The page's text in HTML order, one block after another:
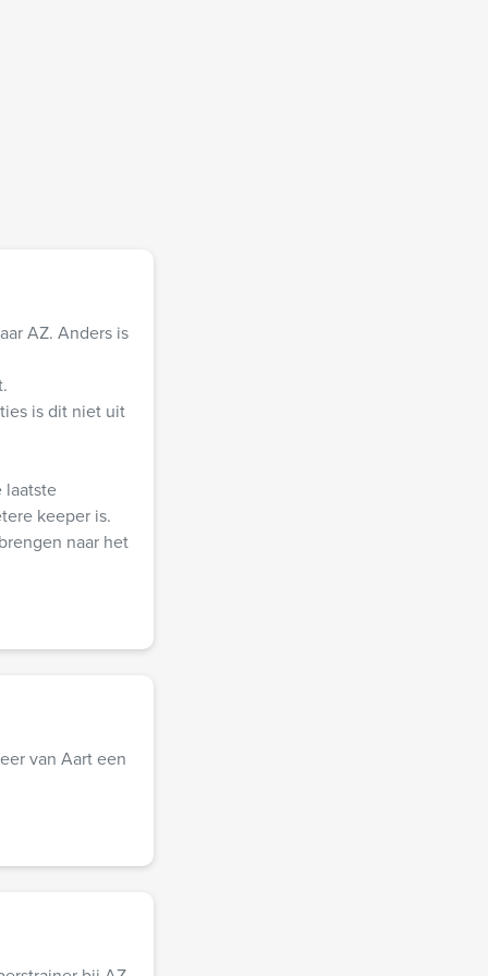
AZ. Anders is
is dit niet uit
laatste
keeper is.
naar het
van Aart een